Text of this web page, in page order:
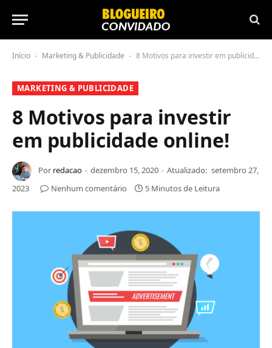
Início - Marketing & Publicidade - 8 Motivos para investir em publicidade online!
MARKETING & PUBLICIDADE
8 Motivos para investir
em publicidade online!
Por redacao dezembro 15, 2020 Atualizado: setembro 27,
2023
Nenhum comentário 5 Minutos de Leitura